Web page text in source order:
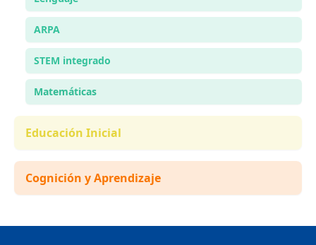
ARPA
STEM integrado
Matemáticas
Educación Inicial
Cognición y Aprendizaje